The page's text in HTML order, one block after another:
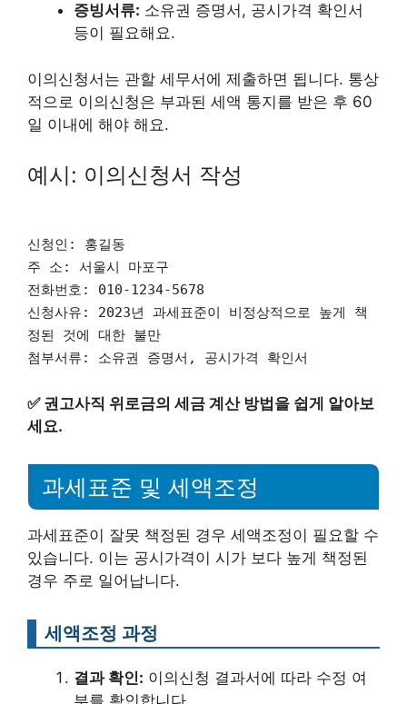
증빙서류: 소유권 증명서, 공시가격 확인서
등이 필요해요.
이의신청서는 관할 세무서에 제출하면 됩니다. 통상
적으로 이의신청은 부과된 세액 통지를 받은 후 60
일 이내에 해야 해요.
예시: 이의신청서 작성
신청인: 홍길동
주 소: 서울시 마포구
전화번호: 010-1234-5678
신청사유: 2023년 과세표준이 비정상적으로 높게 책
정된 것에 대한 불만
첨부서류: 소유권 증명서, 공시가격 확인서
✅ 권고사직 위로금의 세금 계산 방법을 쉽게 알아보
세요.
과세표준 및 세액조정
과세표준이 잘못 책정된 경우 세액조정이 필요할 수
있습니다. 이는 공시가격이 시가 보다 높게 책정된
경우 주로 일어납니다.
세액조정 과정
결과 확인: 이의신청 결과서에 따라 수정 여